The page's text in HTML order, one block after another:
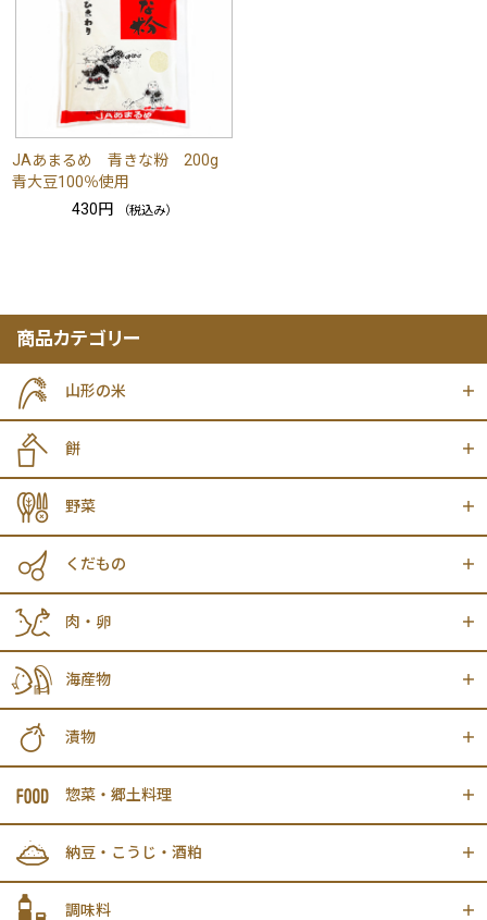
JAあまるめ 青きな粉 200g
青大豆100％使用
430円
（税込み）
商品カテゴリー
山形の米
餅
野菜
くだもの
肉・卵
海産物
漬物
惣菜・郷土料理
納豆・こうじ・酒粕
調味料